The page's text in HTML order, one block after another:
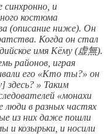
синхронно, и
костюма
(описание ниже). Он
Когда он стал
имя Кёму (虚無).
районов, играя
его «Кто ты?» он
» Таким
«монахи
люди в разных частях
из них даже пошли
и козырьки, и носили